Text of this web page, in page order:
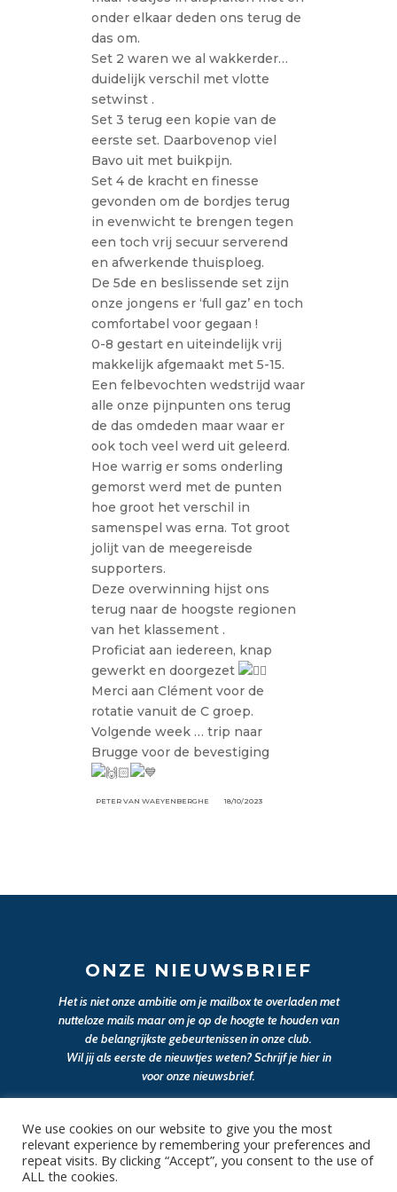
onder elkaar deden ons terug de
das om.
Set 2 waren we al wakkerder…
duidelijk verschil met vlotte
setwinst .
Set 3 terug een kopie van de
eerste set. Daarbovenop viel
Bavo uit met buikpijn.
Set 4 de kracht en finesse
gevonden om de bordjes terug
in evenwicht te brengen tegen
een toch vrij secuur serverend
en afwerkende thuisploeg.
De 5de en beslissende set zijn
onze jongens er ‘full gaz’ en toch
comfortabel voor gegaan !
0-8 gestart en uiteindelijk vrij
makkelijk afgemaakt met 5-15.
Een felbevochten wedstrijd waar
alle onze pijnpunten ons terug
de das omdeden maar waar er
ook toch veel werd uit geleerd.
Hoe warrig er soms onderling
gemorst werd met de punten
hoe groot het verschil in
samenspel was erna. Tot groot
jolijt van de meegereisde
supporters.
Deze overwinning hijst ons
terug naar de hoogste regionen
van het klassement .
Proficiat aan iedereen, knap
gewerkt en doorgezet
Merci aan Clément voor de
rotatie vanuit de C groep.
Volgende week … trip naar
Brugge voor de bevestiging
PETER VAN WAEYENBERGHE 18/10/2023
ONZE NIEUWSBRIEF
Het is niet onze ambitie om je mailbox te overladen met
nutteloze mails maar om je op de hoogte te houden van
de belangrijkste gebeurtenissen in onze club.
Wil jij als eerste de nieuwtjes weten? Schrijf je hier in
voor onze nieuwsbrief.
JA, SCHRIJF MIJ IN
We use cookies on our website to give you the most
relevant experience by remembering your preferences and
repeat visits. By clicking “Accept”, you consent to the use of
ALL the cookies.